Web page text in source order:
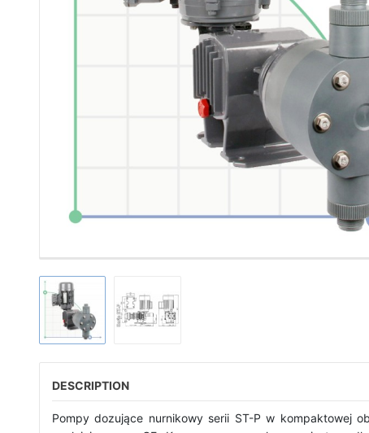
DESCRIPTION
Pompy dozujące nurnikowy serii ST-P w kompaktowej